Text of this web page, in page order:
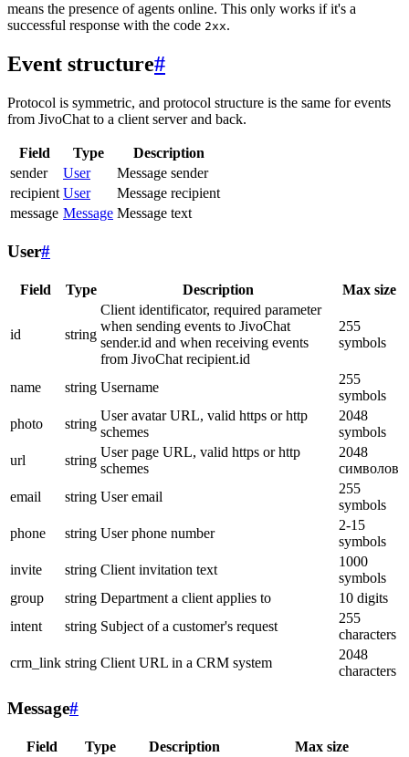
means the presence of agents online. This only works if it's a
successful response with the code 2xx.
Event structure#
Protocol is symmetric, and protocol structure is the same for events
from JivoChat to a client server and back.
Field Type
Description
sender
User
Message sender
recipient User
Message recipient
message Message Message text
User#
Field Type Description Max size
id string
Client identificator, required parameter
when sending events to JivoChat
sender.id and when receiving events
from JivoChat recipient.id
255
symbols
name string Username
255
symbols
photo
string
User avatar URL, valid https or http
schemes
2048
symbols
url
string
User page URL, valid https or http
schemes
2048
символов
email
string User email
255
symbols
phone
string User phone number
2-15
symbols
invite
string Client invitation text
1000
symbols
group
string Department a client applies to
10 digits
intent
string Subject of a customer's request
255
characters
crm_link string Client URL in a CRM system
2048
characters
Message#
Field Type Description Max size